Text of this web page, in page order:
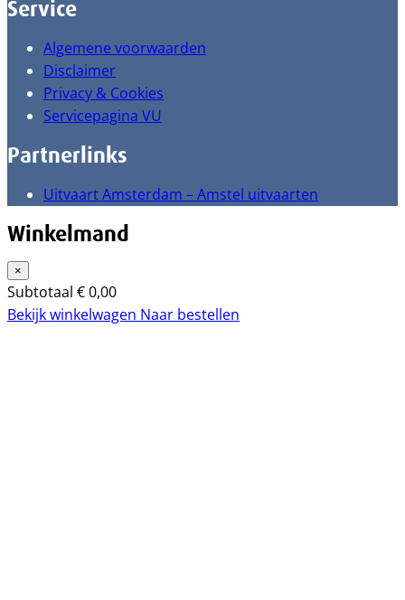
Service
Algemene voorwaarden
Disclaimer
Privacy & Cookies
Servicepagina VU
Partnerlinks
Uitvaart Amsterdam – Amstel uitvaarten
Winkelmand
×
Subtotaal €0,00
Bekijk winkelwagen Naar bestellen